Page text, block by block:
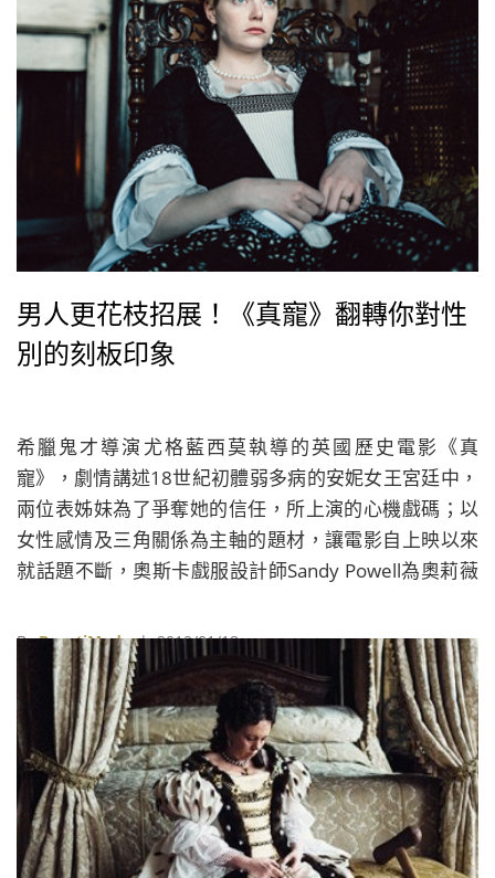
男人更花枝招展！《真寵》翻轉你對性
別的刻板印象
希臘鬼才導演尤格藍西莫執導的英國歷史電影《真
寵》，劇情講述18世紀初體弱多病的安妮女王宮廷中，
兩位表姊妹為了爭奪她的信任，所上演的心機戲碼；以
女性感情及三角關係為主軸的題材，讓電影自上映以來
就話題不斷，奧斯卡戲服設計師Sandy Powell為奧莉薇
麗的復古場景，更讓電影光從劇照就顯得與眾不同。
ByBeautiMode| 2019/01/18